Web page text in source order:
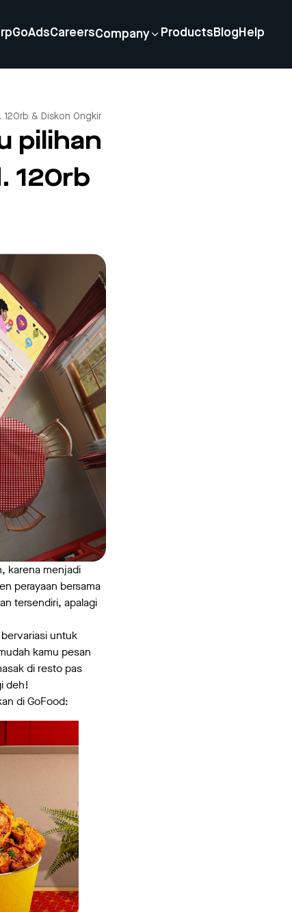
GoAdsCareersCompany Products Blog Help
& Diskon Ongkir
pilihan
120rb
karena menjadi
perayaan bersama
tersendiri, apalagi
untuk
kamu pesan
di resto pas
deh!
di GoFood: